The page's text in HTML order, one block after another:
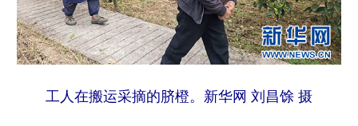
工人在搬运采摘的脐橙。新华网 刘昌馀 摄